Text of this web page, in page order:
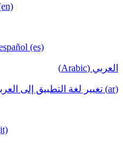
(es)
العربي (Arabic)
(ar) تغيير لغة التطبيق إلى العربية